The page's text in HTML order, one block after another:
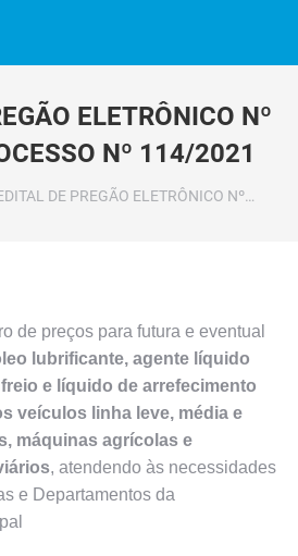
ELETRÔNICO Nº
Nº 114/2021
DE PREGÃO ELETRÔNICO Nº…
de preços para futura e eventual
lubrificante, agente líquido
e líquido de arrefecimento
veículos linha leve, média e
máquinas agrícolas e
, atendendo às necessidades
e Departamentos da